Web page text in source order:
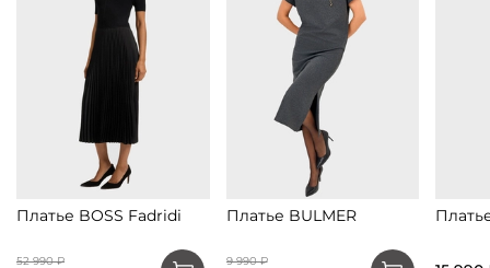
Платье BOSS Fadridi
52 990 ₽
Платье BULMER
9 990 ₽